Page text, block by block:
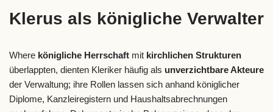
Klerus als königliche Verwalter
Where königliche Herrschaft mit kirchlichen Strukturen
überlappten, dienten Kleriker häufig als unverzichtbare Akteure
der Verwaltung; ihre Rollen lassen sich anhand königlicher
Diplome, Kanzleiregistern und Haushaltsabrechnungen